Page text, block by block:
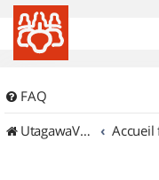
FAQ
UtagawaVTT (Randos VTT et VTTAE avec traces GPS)